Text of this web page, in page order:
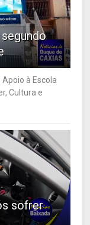
à Escola
Cultura e
sofrer